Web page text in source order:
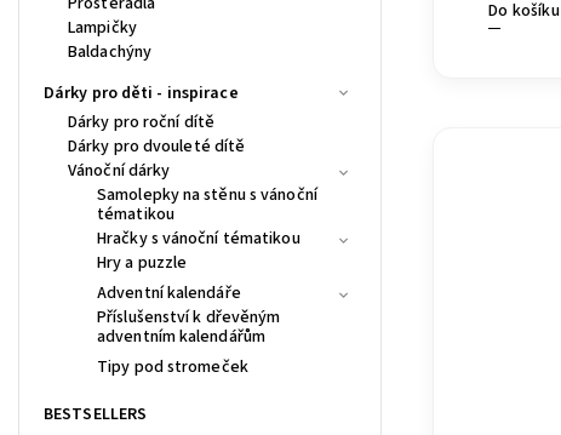
Lampičky
Baldachýny
Dárky pro děti - inspirace
Dárky pro roční dítě
Dárky pro dvouleté dítě
Vánoční dárky
Samolepky na stěnu s vánoční
tématikou
Hračky s vánoční tématikou
Hry a puzzle
Adventní kalendáře
Příslušenství k dřevěným
adventním kalendářům
Tipy pod stromeček
BESTSELLERS
Do košíku